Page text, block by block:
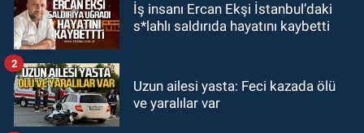
09:52
GÜNDEM
09:43 Arkadaşlıklar & Dostluklar
İş insanı Ercan Ekşi İstanbul’daki
s*lahlı saldırıda hayatını kaybetti
Uzun ailesi yasta: Feci kazada ölü
ve yaralılar var
2